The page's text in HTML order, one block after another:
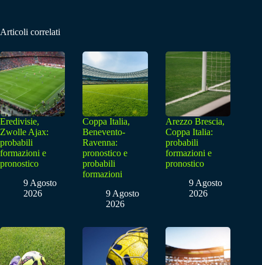
Articoli correlati
Eredivisie,
Zwolle Ajax:
probabili
formazioni e
pronostico
9 Agosto
2026
Coppa Italia,
Benevento-
Ravenna:
pronostico e
probabili
formazioni
9 Agosto
2026
Arezzo Brescia,
Coppa Italia:
probabili
formazioni e
pronostico
9 Agosto
2026